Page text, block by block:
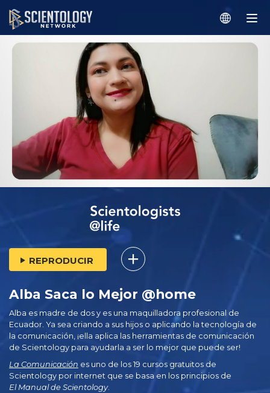
REPRODUCIR
Alba Saca lo Mejor @home
Alba es madre de dos y es una maquilladora profesional de
Ecuador. Ya sea criando a sus hijos o aplicando la tecnología de
la comunicación, ¡ella aplica las herramientas de comunicación
de Scientology para ayudarla a ser lo mejor que puede ser!
La Comunicación es uno de los 19 cursos gratuitos de
Scientology por internet que se basa en los principios de
El Manual de Scientology.